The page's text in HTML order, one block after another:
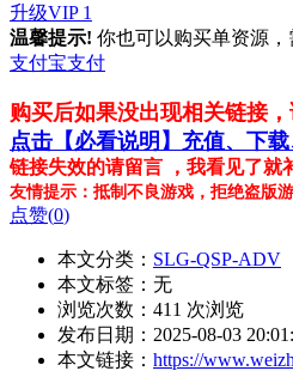
升级VIP 1
温馨提示! 你也可以购买单资源，
支付宝支付
购买后如果没出现相关链接
点击【必看说明】充值、下
链接失效的请留言 ，我看见了就
友情提示：抵制不良游戏，拒绝盗版
点赞(0)
本文分类： SLG-QSP-ADV
本文标签：无
浏览次数： 411 次浏览
发布日期：2025-08-03
本文链接： https://